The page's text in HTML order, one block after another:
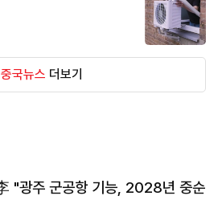
중국뉴스 더보기
"광주 군공항 기능, 2028년 중순